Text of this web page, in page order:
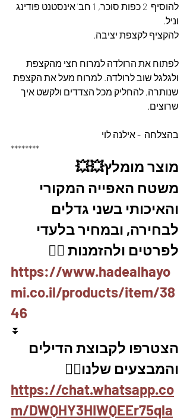
להוסיף  2 כפות סוכר, 1 חב' אינסטנט פודינג
וניל.
להקציף לקצפת יציבה.
לפתוח את הרולדה למרוח חצי מהקצפת
ולגלגל שוב לרולדה. למרוח מעל את הקצפת
שנותרה, להחליק מכל הצדדים ולקשט איך
שרוצים.
בהצלחה  - אילנה לוי
********
מוצר מומלץ💥💥
משטח האפייה המקורי
והאיכותי בשני גדלים
לבחירה, ובמחיר בלעדי
לפרטים ולהזמנות 👇🏼
https://www.hadealhayo
mi.co.il/products/item/38
46
⏬
הצטרפו לקבוצת הדילים
והמבצעים שלנו👇🏽
https://chat.whatsapp.co
m/DWQHY3HIWQEEr75qla